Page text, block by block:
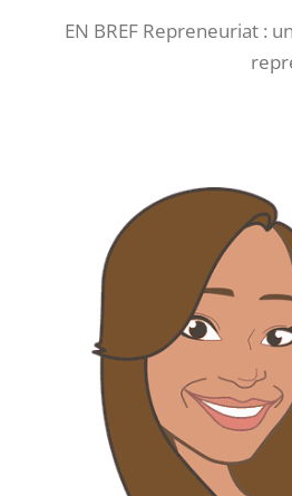
EN BREF Repreneuriat :